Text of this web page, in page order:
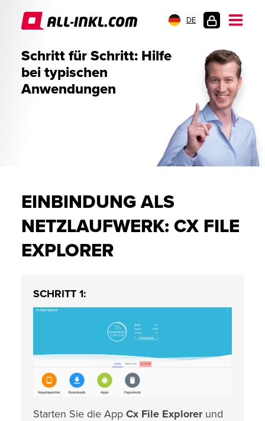
DE
Schritt für Schritt: Hilfe
bei typischen
Anwendungen
EINBINDUNG ALS
NETZLAUFWERK: CX FILE
EXPLORER
SCHRITT 1:
Starten Sie die App Cx File Explorerund